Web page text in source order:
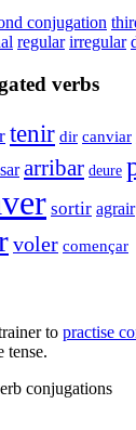
conjugation
regular irregular
verbs
tenir dir canviar
arribar deure
sortir agrair
voler començar
to practise
tense.